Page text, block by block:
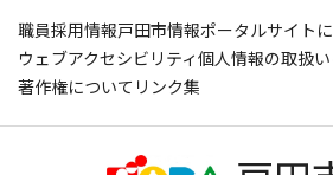
職員採用情報戸田市情報ポータルサイト
ウェブアクセシビリティ個人情報の取扱
著作権について リンク集